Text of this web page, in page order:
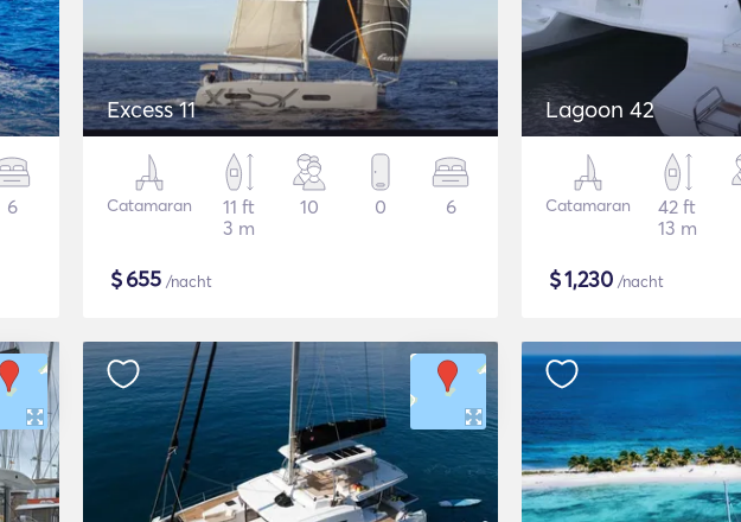
6
Excess 11
Catamaran
11 ft
3 m
10 0 6
$655 /nacht
Lagoon 42
Catamaran
42 ft
13 m
$1,230 /nacht